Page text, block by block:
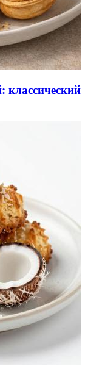
классический